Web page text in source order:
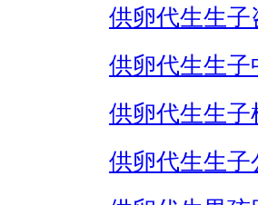
供卵代生生子
供卵代生生子
供卵代生生子
供卵代生生子